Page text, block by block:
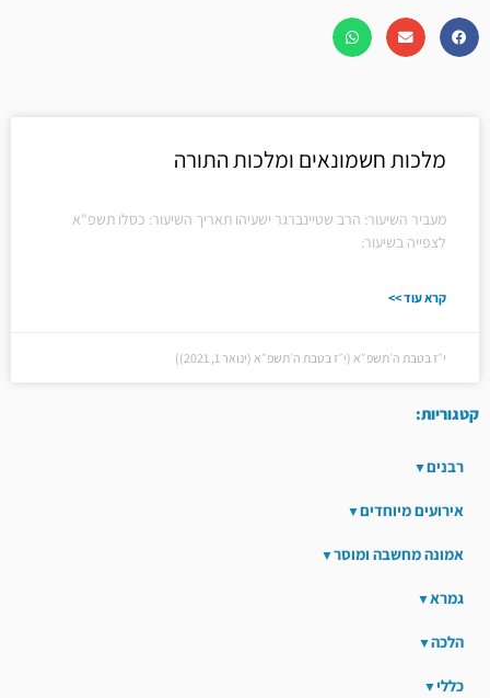
מלכות חשמונאים ומלכות התורה
מעביר השיעור: הרב שטיינברגר ישעיהו תאריך השיעור: כסלו תשפ"א
לצפייה בשיעור:
קרא עוד >>
י״ז בטבת ה׳תשפ״א (י״ז בטבת ה׳תשפ״א (ינואר 1, 2021))
קטגוריות:
רבנים
אירועים מיוחדים
אמונה מחשבה ומוסר
גמרא
הלכה
כללי